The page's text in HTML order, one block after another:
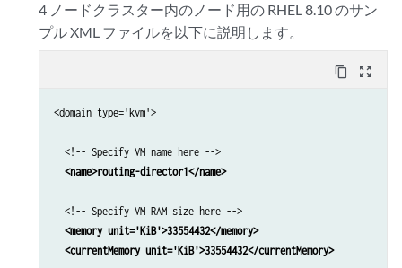
    <suspend-to-mem enabled='no'/>
    <suspend-to-disk enabled='no'/>
  </pm>
    <!--
    For RHEL 8.10 KVM use /usr/libexec/qemu-kvm as emulator
    -->
    <disk type='file' device='disk'>
<driver name='qemu' type='raw' cache='none'
4 ノードクラスター内のノード用の RHEL 8.10 のサン
プル XML ファイルを以下に説明します。
content_copy zoom_out_map
<domain type='kvm'>
  <!-- Specify VM name here -->
<name>routing-director1</name>
  <!-- Specify VM RAM size here -->
<memory unit='KiB'>33554432</memory>
  <currentMemory unit='KiB'>33554432</currentMemory>